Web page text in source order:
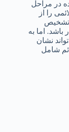
در مراحل
را از
تشخیص
اما به
نشان
شامل